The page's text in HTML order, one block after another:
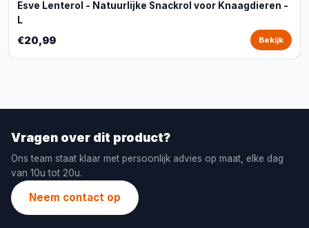
Esve Lenterol - Natuurlijke Snackrol voor Knaagdieren -
L
€20,99 Bekijk
Vragen over dit product?
Ons team staat klaar met persoonlijk advies op maat, elke dag
van 10u tot 20u.
Neem contact op